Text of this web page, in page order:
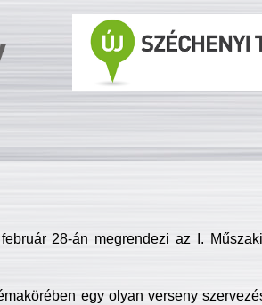
28-án megrendezi az I.
egy olyan verseny